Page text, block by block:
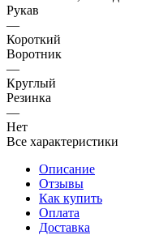
Рукав
—
Короткий
Воротник
—
Круглый
Резинка
—
Нет
Все характеристики
Описание
Отзывы
Как купить
Оплата
Доставка